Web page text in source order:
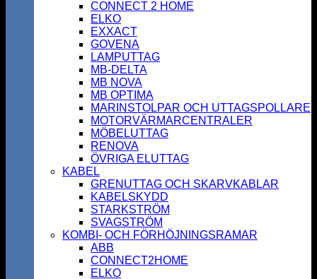
CONNECT 2 HOME
ELKO
EXXACT
GOVENA
LAMPUTTAG
MB-DELTA
MB NOVA
MB OPTIMA
MARINSTOLPAR OCH UTTAGSPOLLARE
MOTORVÄRMARCENTRALER
MÖBELUTTAG
RENOVA
ÖVRIGA ELUTTAG
KABEL
GRENUTTAG OCH SKARVKABLAR
KABELSKYDD
STARKSTRÖM
SVAGSTRÖM
KOMBI- OCH FÖRHÖJNINGSRAMAR
ABB
CONNECT2HOME
ELKO